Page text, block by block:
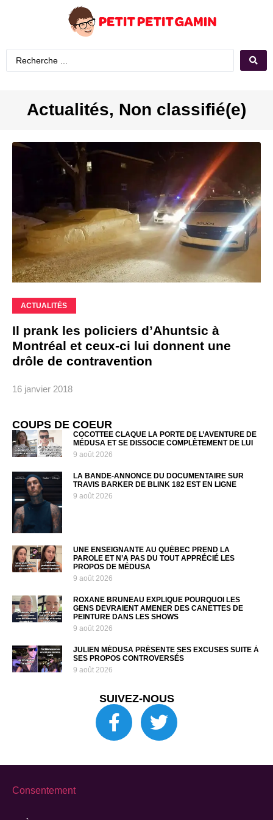
Actualités, Non classifié(e)
ACTUALITÉS
Il prank les policiers d’Ahuntsic à
Montréal et ceux-ci lui donnent une
drôle de contravention
16 janvier 2018
COUPS DE COEUR
COCOTTEE CLAQUE LA PORTE DE L’AVENTURE DE
MÉDUSA ET SE DISSOCIE COMPLÈTEMENT DE LUI
9 août 2026
LA BANDE-ANNONCE DU DOCUMENTAIRE SUR
TRAVIS BARKER DE BLINK 182 EST EN LIGNE
9 août 2026
UNE ENSEIGNANTE AU QUÉBEC PREND LA
PAROLE ET N’A PAS DU TOUT APPRÉCIÉ LES
PROPOS DE MÉDUSA
9 août 2026
ROXANE BRUNEAU EXPLIQUE POURQUOI LES
GENS DEVRAIENT AMENER DES CANETTES DE
PEINTURE DANS LES SHOWS
9 août 2026
JULIEN MÉDUSA PRÉSENTE SES EXCUSES SUITE À
SES PROPOS CONTROVERSÉS
9 août 2026
SUIVEZ-NOUS
Consentement